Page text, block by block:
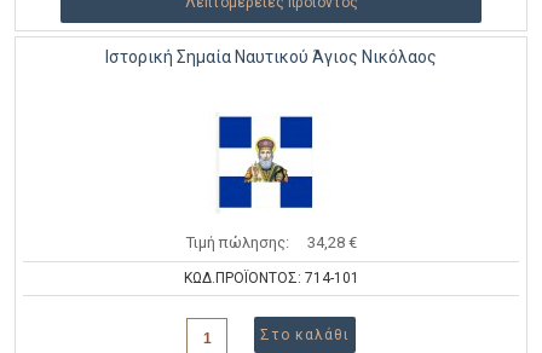
Ιστορική Σημαία Ναυτικού Άγιος Νικόλαος
Τιμή πώλησης: 34,28 €
ΚΩΔ.ΠΡΟΪΟΝΤΟΣ: 714-101